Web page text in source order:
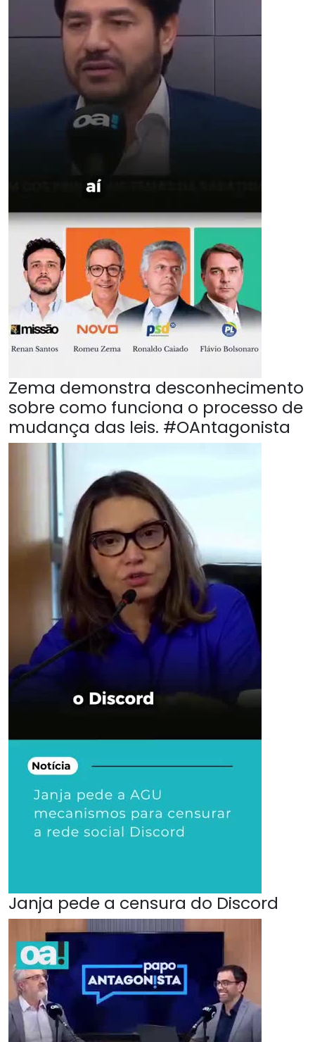
Zema demonstra desconhecimento
sobre como funciona o processo de
mudança das leis. #OAntagonista
Janja pede a censura do Discord